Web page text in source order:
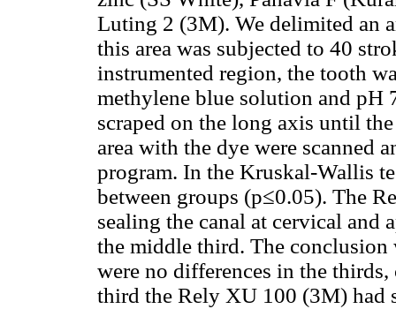
Luting 2 (3M). We delimited an
this area was subjected to 40
instrumented region, the tooth
methylene blue solution and pH
scraped on the long axis until
area with the dye were scanned
program. In the Kruskal-Wallis
between groups (p≤0.05). The
sealing the canal at cervical and
the middle third. The conclusion
were no differences in the
third the Rely XU 100 (3M) had